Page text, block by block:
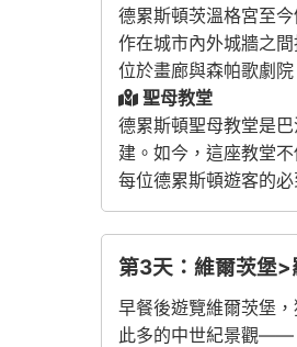
德累斯頓茨溫格宮至
作在城市內外城牆之
位於畫廊與森帕歌劇
聖母教堂
德累斯頓聖母教堂是
建。如今，這座教堂
每位德累斯頓遊客的必
第3天：維爾茨堡
早餐後遊覽維爾茨堡
此多的中世紀景觀——